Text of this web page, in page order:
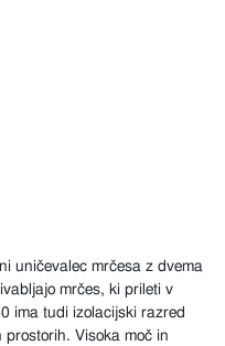
uničevalec mrčesa z dvema
mrčes, ki prileti v
ima tudi izolacijski razred
prostorih. Visoka moč in